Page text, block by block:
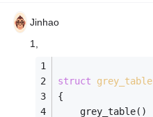
Jinhao
1,
struct
grey_table
{
	grey_table()